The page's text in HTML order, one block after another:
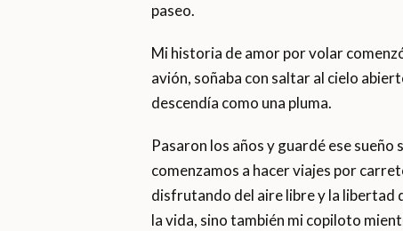
paseo.
Mi historia de amor por volar
avión, soñaba con saltar al cielo
descendía como una pluma.
Pasaron los años y guardé ese
comenzamos a hacer viajes por
disfrutando del aire libre y la libertad
la vida, sino también mi copiloto